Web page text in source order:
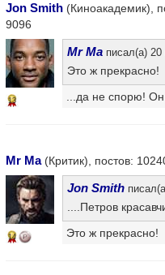
Jon Smith (Киноакадемик),
9096
13
Mr Ma писал(а)
Это ж прекрасно!
...да не спорю!
Mr Ma(Критик), постов:
14
Jon Smith
....Петров
Это ж прекрасно!